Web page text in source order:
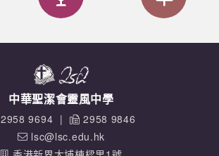
中華聖潔會靈風中學
2958 9694 |
2958 9846
lsc@lsc.edu.hk